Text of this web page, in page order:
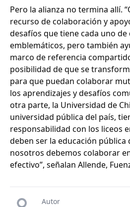
Pero la alianza no termina allí.
recurso de colaboración y
desafíos que tiene cada uno de
emblemáticos, pero también
marco de referencia
posibilidad de que se
para que puedan colaborar
los aprendizajes y desafíos
otra parte, la Universidad de
universidad pública del país,
responsabilidad con los liceos
deben ser la educación pública
nosotros debemos colaborar
efectivo”, señalan Allende,
Autor